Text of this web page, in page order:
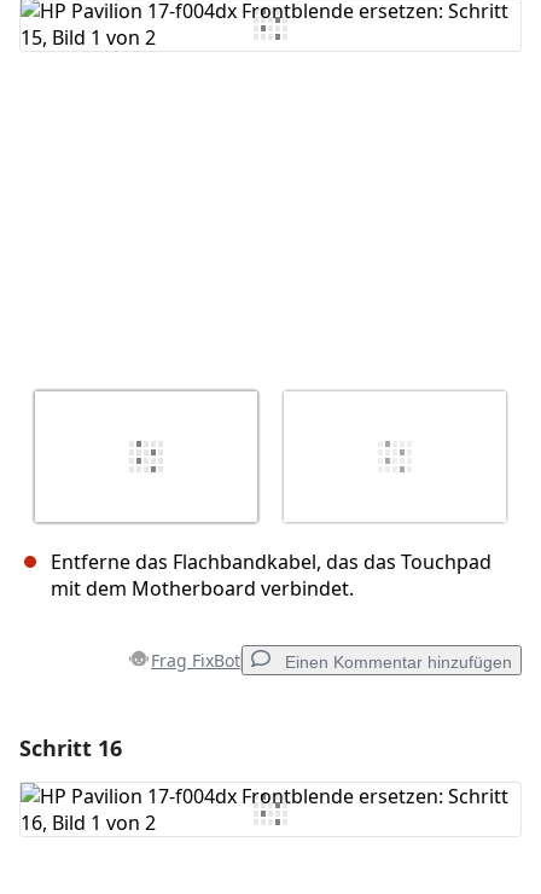
Kommentar hinzufügen
Entferne das Flachbandkabel, das das Touchpad
mit dem Motherboard verbindet.
Frag FixBot Einen Kommentar hinzufügen
Kommentar hinzufügen
Schritt 16